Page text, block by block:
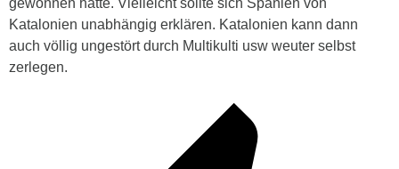
gewonnen hätte. Vielleicht sollte sich Spanien von
Katalonien unabhängig erklären. Katalonien kann dann
auch völlig ungestört durch Multikulti usw weuter selbst
zerlegen.